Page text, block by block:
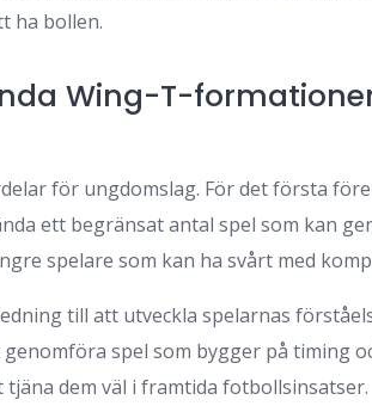
ha bollen.
Wing-T-
för ungdomslag. För det första
ett begränsat antal spel som kan
spelare som kan ha svårt med
till att utveckla spelarnas
spel som bygger på timing
dem väl i framtida fotbollsinsatser.